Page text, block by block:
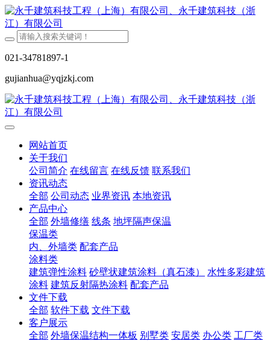
021-34781897-1
gujianhua@yqjzkj.com
网站首页
关于我们
公司简介 在线留言 在线反馈 联系我们
资讯动态
全部 公司动态 业界资讯 本地资讯
产品中心
全部 外墙修缮 线条 地坪隔声保温
保温类
内、外墙类 配套产品
涂料类
建筑弹性涂料 砂壁状建筑涂料（真石漆）
水性多彩建筑
涂料 建筑反射隔热涂料 配套产品
文件下载
全部 软件下载 文件下载
客户展示
全部 外墙保温结构一体板 别墅类 安居类 办公类 工厂类